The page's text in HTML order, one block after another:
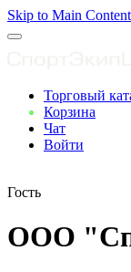
Skip to Main Content
Торговый
Корзина
Чат
Войти
Гость
ООО